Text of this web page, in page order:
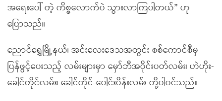
အရေးပေါ် တဲ့ ကိစ္စလောက်ပဲ သွားလာကြပါတယ်” ဟု
ပြောသည်။
ညောင်ရွှေမြို့နယ်၊ အင်းလေးဒေသအတွင်း စစ်ကောင်စီမှ
ပြန်ဖွင့်ပေးသည့် လမ်းများမှာ မှော်ဘီအဝိုင်းပတ်လမ်း၊ ဟဲဟိုး-
ခေါင်တိုင်လမ်း၊ ခေါင်တိုင်-ပေါင်းပိန်းလမ်း တို့ပါဝင်သည်။